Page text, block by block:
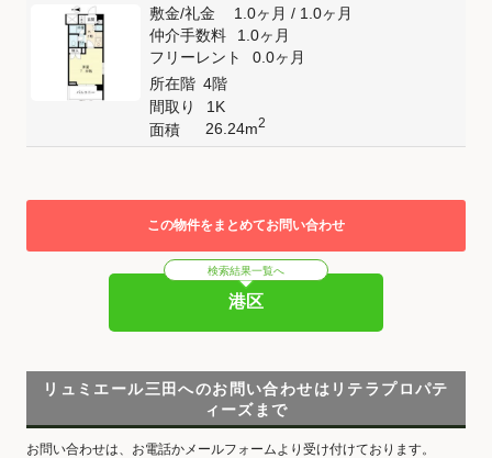
敷金/礼金 1.0ヶ月/ 1.0ヶ月
仲介手数料
1.0ヶ月
フリーレント
0.0ヶ月
所在階 4階
間取り
1K
面積
26.24m2
この物件をまとめてお問い合わせ
検索結果一覧へ
港区
リュミエール三田へのお問い合わせはリテラプロパテ
ィーズまで
お問い合わせは、お電話かメールフォームより受け付けております。